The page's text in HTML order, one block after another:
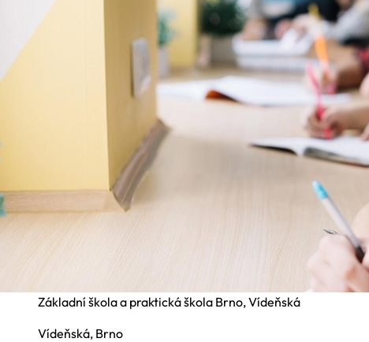
Základní škola a praktická škola Brno, Vídeňská
Vídeňská, Brno